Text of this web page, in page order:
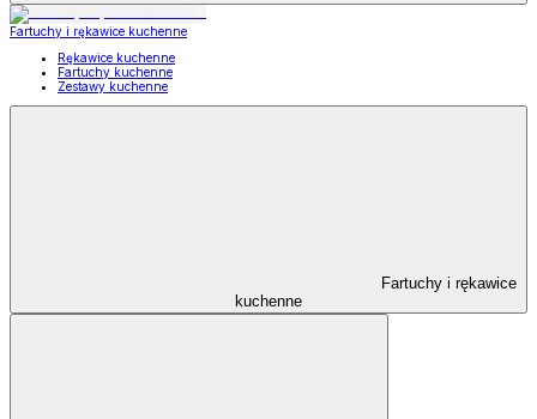
Fartuchy i rękawice kuchenne
Rękawice kuchenne
Fartuchy kuchenne
Zestawy kuchenne
Fartuchy i rękawice
kuchenne